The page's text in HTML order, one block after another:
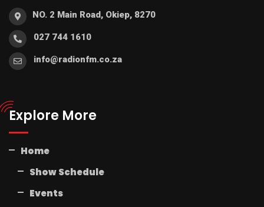
NO. 2 Main Road, Okiep, 8270
027 744 1610
info@radionfm.co.za
Explore More
Home
Show Schedule
Events